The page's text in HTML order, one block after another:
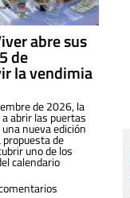
abre sus
de
la vendimia
de 2026, la
abrir las puertas
nueva edición
propuesta de
uno de los
calendario